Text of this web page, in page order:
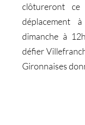
clôtureront
déplacement
dimanche à
défier
Gironnaises